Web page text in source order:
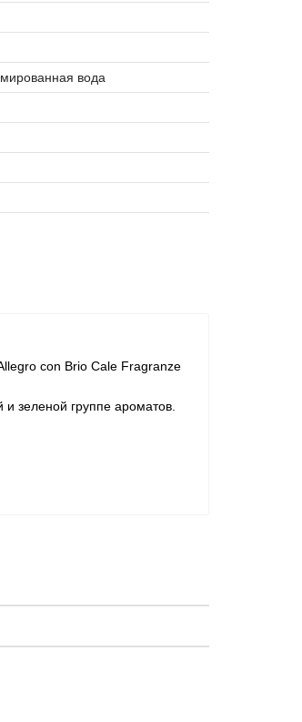
вода
con Brio Cale Fragranze
зеленой группе ароматов.